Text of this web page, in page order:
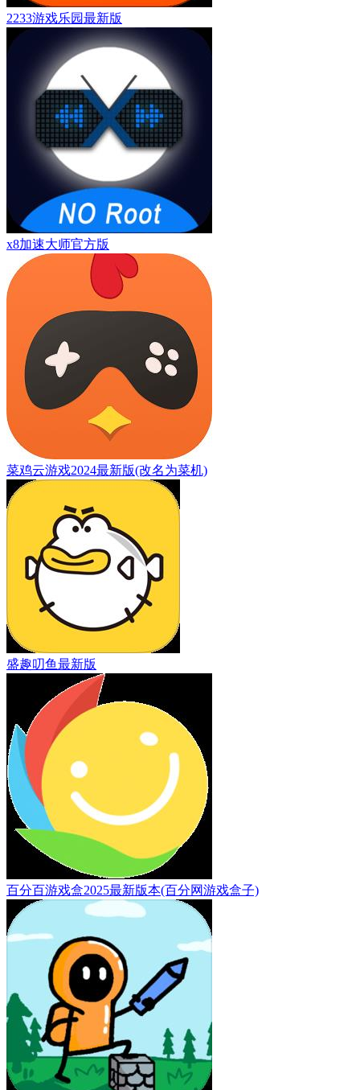
2233游戏乐园最新版
x8加速大师官方版
菜鸡云游戏2024最新版(改名为菜机)
盛趣叨鱼最新版
百分百游戏盒2025最新版本(百分网游戏盒子)